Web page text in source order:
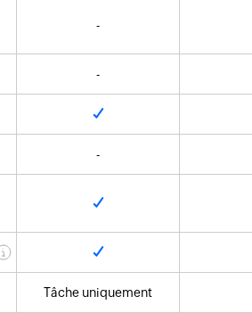
-
-
-
Tâche uniquement